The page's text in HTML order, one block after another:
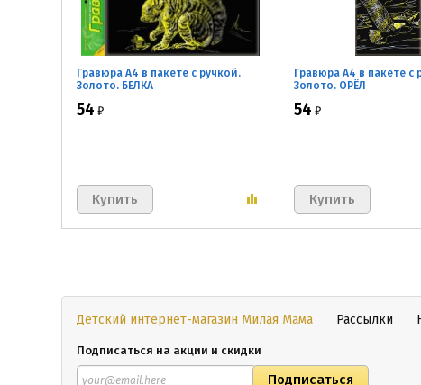
Гравюра А4 в пакете с ручкой.
Золото. БЕЛКА
54 ₽
Гравюра А4 в пакете с
Золото. ОРЁЛ
54 ₽
Детский интернет-магазин Милая Мама Рассылки
Подписаться на акции и скидки